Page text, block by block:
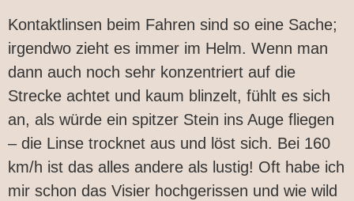
Kontaktlinsen beim Fahren sind so eine Sache;
irgendwo zieht es immer im Helm. Wenn man
dann auch noch sehr konzentriert auf die
Strecke achtet und kaum blinzelt, fühlt es sich
an, als würde ein spitzer Stein ins Auge fliegen
– die Linse trocknet aus und löst sich. Bei 160
km/h ist das alles andere als lustig! Oft habe ich
mir schon das Visier hochgerissen und wie wild